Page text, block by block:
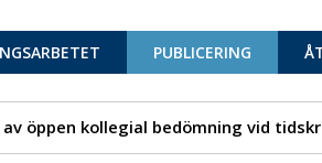
PUBLICERING
öppen kollegial bedömning vid